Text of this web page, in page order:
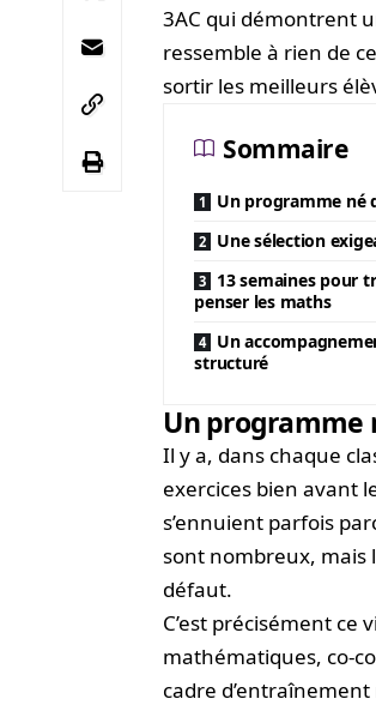
3AC qui démontrent
ressemble à rien de
sortir les meilleurs
Sommaire
Un programme né
Une sélection
13 semaines pour
penser les maths
Un
structuré
Un programme
Il y a, dans chaque
exercices bien avant
s’ennuient parfois
sont nombreux, mais
défaut.
C’est précisément ce
mathématiques, co-
cadre